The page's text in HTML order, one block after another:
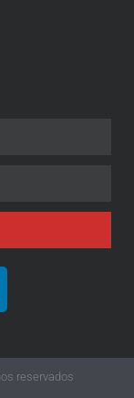
reservados